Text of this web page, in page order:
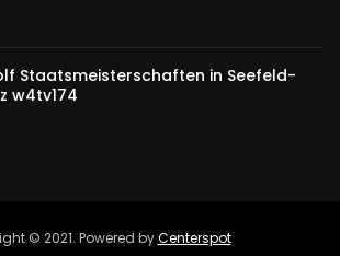
Staatsmeisterschaften in Seefeld-
w4tv174
© 2021. Powered byCenterspot